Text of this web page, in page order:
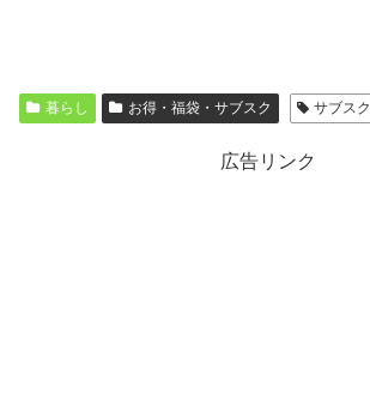
暮らし お得・福袋・サブスク サブスク
広告リンク